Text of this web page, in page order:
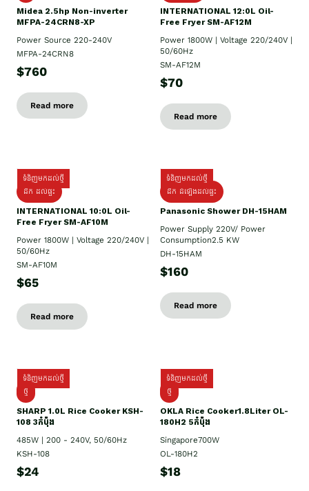
Midea 2.5hp Non-inverter
MFPA-24CRN8-XP
Power Source 220-240V
MFPA-24CRN8
$760
Read more
INTERNATIONAL 12:0L Oil-
Free Fryer SM-AF12M
Power 1800W | Voltage 220/240V |
50/60Hz
SM-AF12M
$70
Read more
ទំនិញមកដល់ថ្មី
ដឹក ដល់ផ្ទះ
INTERNATIONAL 10:0L Oil-
Free Fryer SM-AF10M
Power 1800W | Voltage 220/240V |
50/60Hz
SM-AF10M
$65
Read more
ទំនិញមកដល់ថ្មី
ដឹក ដំឡើងដល់ផ្ទះ
Panasonic Shower DH-15HAM
Power Supply​ 220V/ Power
Consumption2.5 KW
DH-15HAM
$160
Read more
ទំនិញមកដល់ថ្មី
ថ្មី
SHARP 1.០L Rice Cooker KSH-
108 3កំប៉ុង
485W | 200 - 240V, 50/60Hz
KSH-108
$24
ទំនិញមកដល់ថ្មី
ថ្មី
OKLA Rice Cooker1.8Liter OL-
180H2 5កំប៉ុង
Singapore700W
OL-180H2
$18